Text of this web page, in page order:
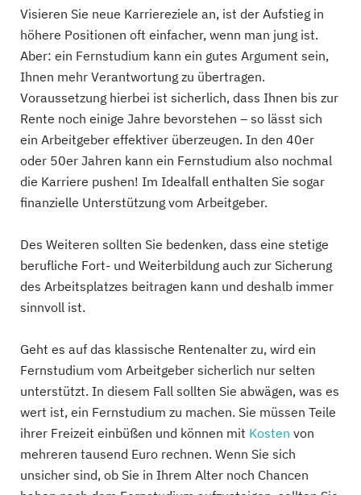
Visieren Sie neue Karriereziele an, ist der Aufstieg in
höhere Positionen oft einfacher, wenn man jung ist.
Aber: ein Fernstudium kann ein gutes Argument sein,
Ihnen mehr Verantwortung zu übertragen.
Voraussetzung hierbei ist sicherlich, dass Ihnen bis zur
Rente noch einige Jahre bevorstehen – so lässt sich
ein Arbeitgeber effektiver überzeugen. In den 40er
oder 50er Jahren kann ein Fernstudium also nochmal
die Karriere pushen! Im Idealfall enthalten Sie sogar
finanzielle Unterstützung vom Arbeitgeber.
Des Weiteren sollten Sie bedenken, dass eine stetige
berufliche Fort- und Weiterbildung auch zur Sicherung
des Arbeitsplatzes beitragen kann und deshalb immer
sinnvoll ist.
Geht es auf das klassische Rentenalter zu, wird ein
Fernstudium vom Arbeitgeber sicherlich nur selten
unterstützt. In diesem Fall sollten Sie abwägen, was es
wert ist, ein Fernstudium zu machen. Sie müssen Teile
ihrer Freizeit einbüßen und können mit Kosten von
mehreren tausend Euro rechnen. Wenn Sie sich
unsicher sind, ob Sie in Ihrem Alter noch Chancen